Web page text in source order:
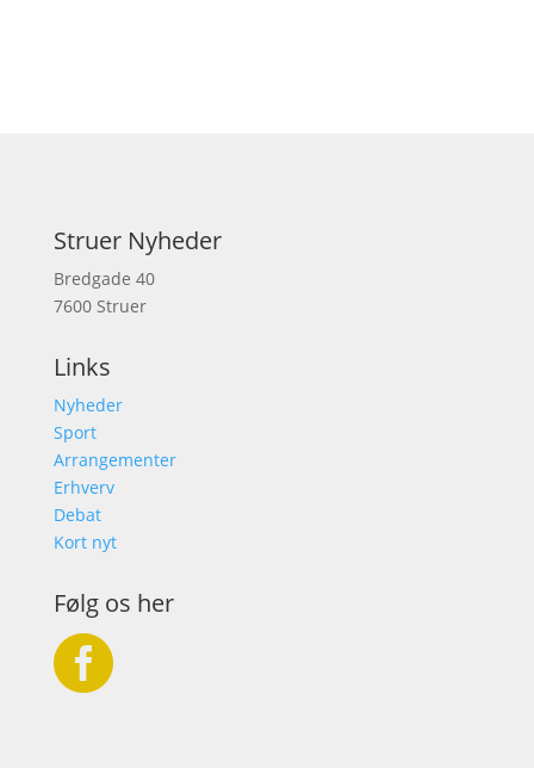
Struer Nyheder
Bredgade 40
7600 Struer
Links
Nyheder
Sport
Arrangementer
Erhverv
Debat
Kort nyt
Følg os her
